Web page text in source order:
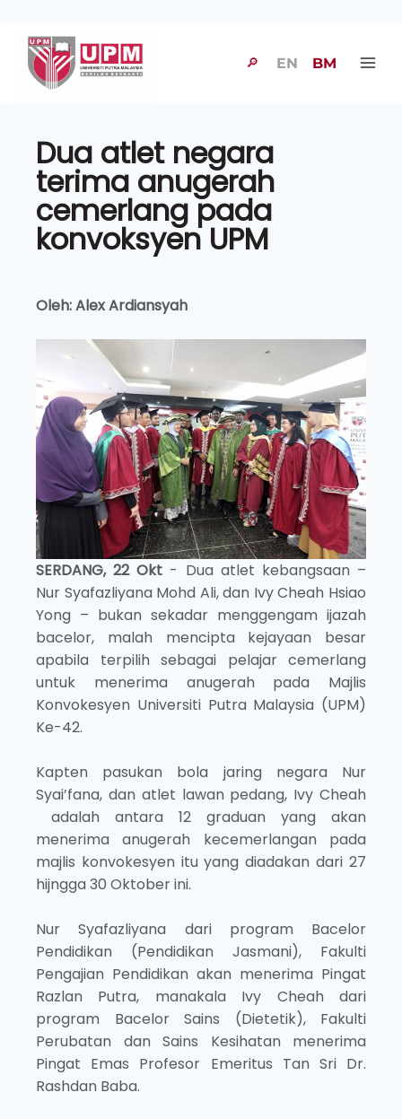
🔎 EN BM
Dua atlet negara
terima anugerah
cemerlang pada
konvoksyen UPM
Oleh: Alex Ardiansyah
SERDANG, 22 Okt - Dua atlet kebangsaan –
Nur Syafazliyana Mohd Ali, dan Ivy Cheah Hsiao
Yong – bukan sekadar menggengam ijazah
bacelor, malah mencipta kejayaan besar
apabila terpilih sebagai pelajar cemerlang
untuk menerima anugerah pada Majlis
Konvokesyen Universiti Putra Malaysia (UPM)
Ke-42.
Kapten pasukan bola jaring negara Nur
Syai’fana, dan atlet lawan pedang, Ivy Cheah
adalah antara 12 graduan yang akan
menerima anugerah kecemerlangan pada
majlis konvokesyen itu yang diadakan dari 27
hijngga 30 Oktober ini.
Nur Syafazliyana dari program Bacelor
Pendidikan (Pendidikan Jasmani), Fakulti
Pengajian Pendidikan akan menerima Pingat
Razlan Putra, manakala Ivy Cheah dari
program Bacelor Sains (Dietetik), Fakulti
Perubatan dan Sains Kesihatan menerima
Pingat Emas Profesor Emeritus Tan Sri Dr.
Rashdan Baba.